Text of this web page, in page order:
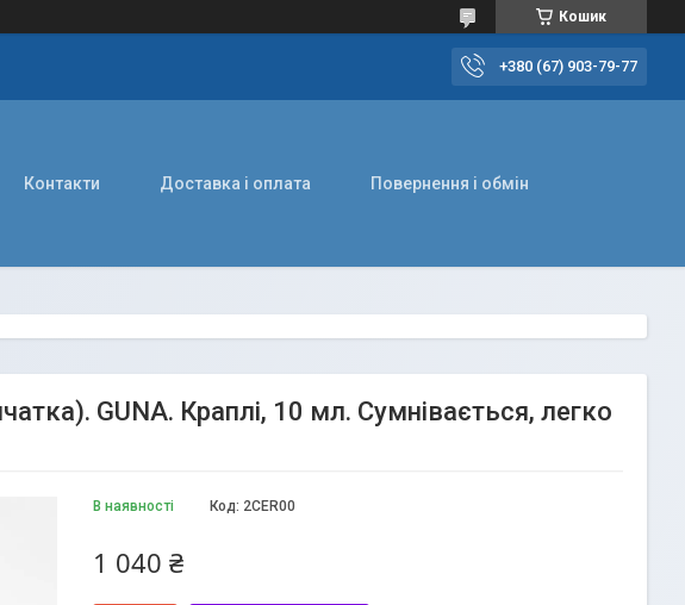
Кошик
+380 (67) 903-79-77
Контакти Доставка і оплата Повернення і обмін
GUNA. Краплі, 10 мл. Сумнівається, легко
В наявності Код: 2CER00
1 040 ₴